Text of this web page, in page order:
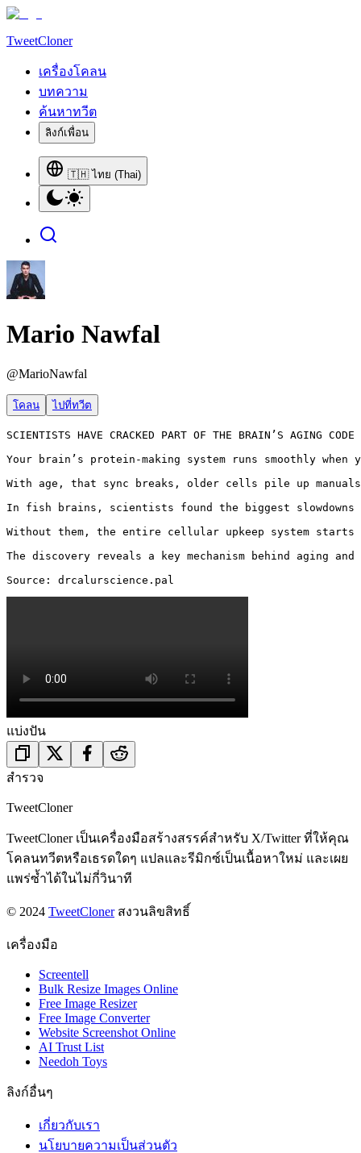
TweetCloner
เครื่องโคลน
บทความ
ค้นหาทวีต
ลิงก์เพื่อน
🇹🇭 ไทย (Thai)
Mario Nawfal
@MarioNawfal
โคลน ไปที่ทวีต
SCIENTISTS HAVE CRACKED PART OF THE BRAIN’S AGING CODE
Your brain’s protein-making system runs smoothly
With age, that sync breaks, older cells pile up
In fish brains, scientists found the biggest
Without them, the entire cellular upkeep system starts
The discovery reveals a key mechanism behind aging
Source: drcalurscience.pal
แบ่งปัน
สำรวจ
TweetCloner
TweetCloner เป็นเครื่องมือสร้างสรรค์สำหรับ X/Twitter ที่ให้คุณ
โคลนทวีตหรือเธรดใดๆ แปลและรีมิกซ์เป็นเนื้อหาใหม่ และเผย
แพร่ซ้ำได้ในไม่กี่วินาที
© 2024 TweetCloner สงวนลิขสิทธิ์
เครื่องมือ
Screentell
Bulk Resize Images Online
Free Image Resizer
Free Image Converter
Website Screenshot Online
AI Trust List
Needoh Toys
ลิงก์อื่นๆ
เกี่ยวกับเรา
นโยบายความเป็นส่วนตัว